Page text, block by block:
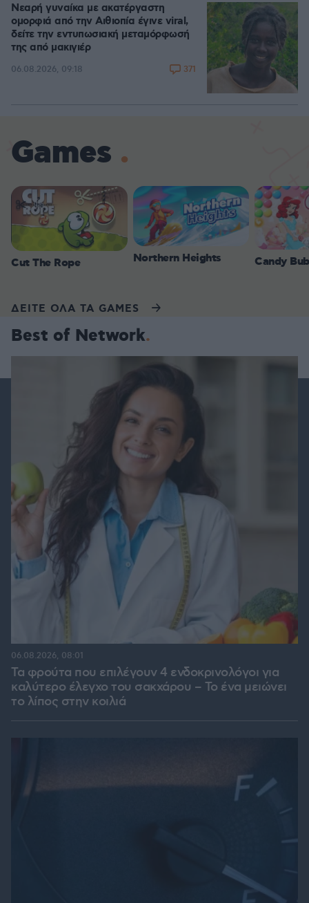
Νεαρή γυναίκα με ακατέργαστη
ομορφιά από την Αιθιοπία έγινε viral,
δείτε την εντυπωσιακή μεταμόρφωσή
της από μακιγιέρ
06.08.2026, 09:18 371
Games
Cut The Rope Northern Heights Candy
ΔΕΙΤΕ ΟΛΑ ΤΑ GAMES
Best of Network
Τα φρούτα που επιλέγουν 4 ενδοκρινολόγοι για
καλύτερο έλεγχο του σακχάρου – Το ένα μειώνει
το λίπος στην κοιλιά
06.08.2026, 08:01